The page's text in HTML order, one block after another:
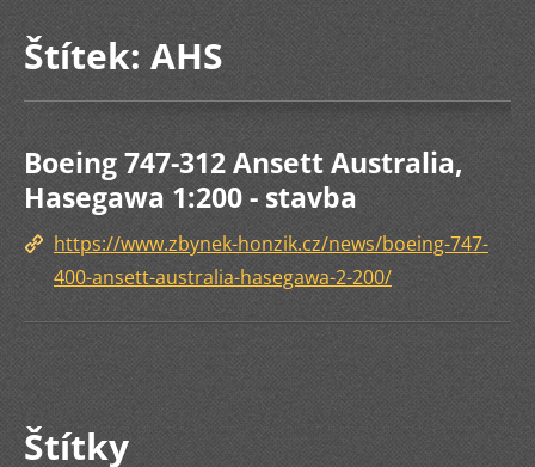
Štítek: AHS
Boeing 747-312 Ansett Australia,
Hasegawa 1:200 - stavba
https://www.zbynek-honzik.cz/news/boeing-747-
400-ansett-australia-hasegawa-2-200/
Štítky